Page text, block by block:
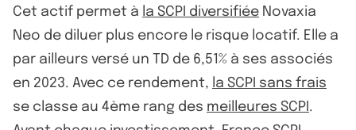
Cet actif permet à la SCPI diversifiée Novaxia
Neo de diluer plus encore le risque locatif. Elle a
par ailleurs versé un TD de 6,51% à ses associés
en 2023. Avec ce rendement, la SCPI sans frais
se classe au 4ème rang des meilleures SCPI .